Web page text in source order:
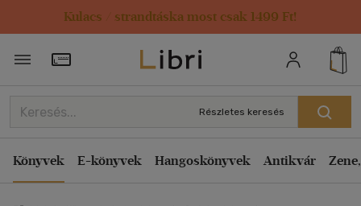
Kulacs / strandtáska most csak 1499 Ft!
Törzsvásárlói Kártya adatai
Részletes keresés
Könyvek E-könyvek Hangoskönyvek Antikvár